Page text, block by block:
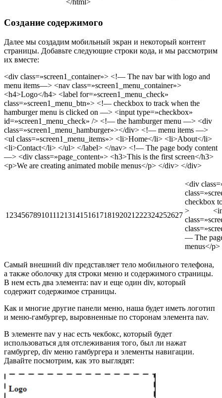
</html>
Создание содержимого
Далее мы создадим мобильный экран и некоторый контент
страницы. Добавьте следующие строки кода, и мы рассмотрим
их вместе:
<div class=»screen1_container»> <!— The nav bar with logo and
menu items—> <nav class=»screen1_menu_container»>
<h4>Logo</h4> <label for=»screen1_menu_check»
class=»screen1_menu_btn»> <!— checkbox to track when the
hamburger menu is clicked on —> <input type=»checkbox»
id=»screen1_menu_check» /> <!— the hamburger menu —> <div
class=»screen1_menu_hamburger»></div> <!— menu items —>
<ul class=»screen1_menu_items»> <li>Home</li> <li>About</li>
<li>Contact</li> </ul> </label> </nav> <!— The page body content
—> <div class=»page_content»> <h3>This is the first screen</h3>
<p>We are creating animated mobile menus</p> </div> </div>
123456789101112131415161718192021222324252627
<div
checkbox
>
— The
menus</
Самый внешний div представляет тело мобильного телефона,
а также оболочку для строки меню и содержимого страницы.
В нем есть два элемента: nav и еще один div, который
содержит содержимое страницы.
Как и многие другие панели меню, наша будет иметь логотип
и меню-гамбургер, выровненные по сторонам элемента nav.
В элементе nav у нас есть чекбокс, который будет
использоваться для отслеживания того, был ли нажат
гамбургер, div меню гамбургера и элементы навигации.
Давайте посмотрим, как это выглядят: